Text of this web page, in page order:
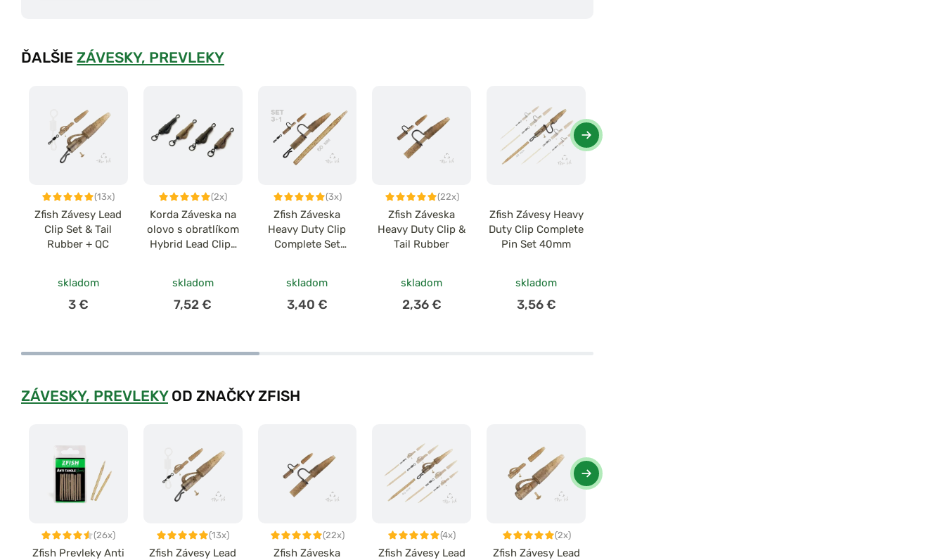
ĎALŠIE ZÁVESKY, PREVLEKY
(13x)
Zfish Závesy Lead
Clip Set & Tail
Rubber + QC
skladom
3 €
(2x)
Korda Záveska na
olovo s obratlíkom
Hybrid Lead Clips
skladom
7,52 €
(3x)
Zfish Záveska
Heavy Duty Clip
Complete Set
skladom
3,40 €
(22x)
Zfish Záveska
Heavy Duty Clip &
Tail Rubber
skladom
2,36 €
Zfish Závesy Heavy
Duty Clip Complete
Pin Set 40mm
skladom
3,56 €
ZÁVESKY, PREVLEKYOD ZNAČKY ZFISH
(26x)
Zfish Prevleky Anti
(13x)
Zfish Závesy Lead
(22x)
Zfish Záveska
(4x)
Zfish Závesy Lead
(2x)
Zfish Závesy Lead